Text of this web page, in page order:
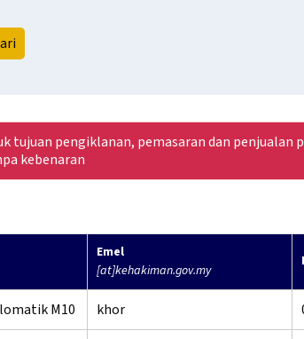
tujuan pengiklanan, pemasaran dan penjualan
kebenaran
Emel
[at]kehakiman.gov.my
M10 khor